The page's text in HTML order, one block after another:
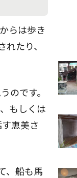
らは歩き
たり、
のです。
もしくは
恵美さ
、船も馬